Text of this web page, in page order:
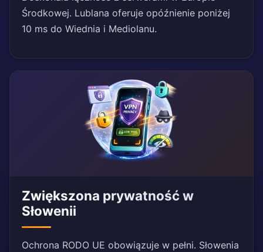
Środkowej. Lublana oferuje opóźnienie poniżej
10 ms do Wiednia i Mediolanu.
Zwiększona prywatność w
Słowenii
Ochrona RODO UE obowiązuje w pełni. Słowenia